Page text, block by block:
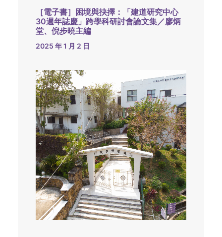
［電子書］困境與抉擇：「建道研究中心
30週年誌慶」跨學科研討會論文集／廖炳
堂、倪步曉主編
2025 年 1 月 2 日